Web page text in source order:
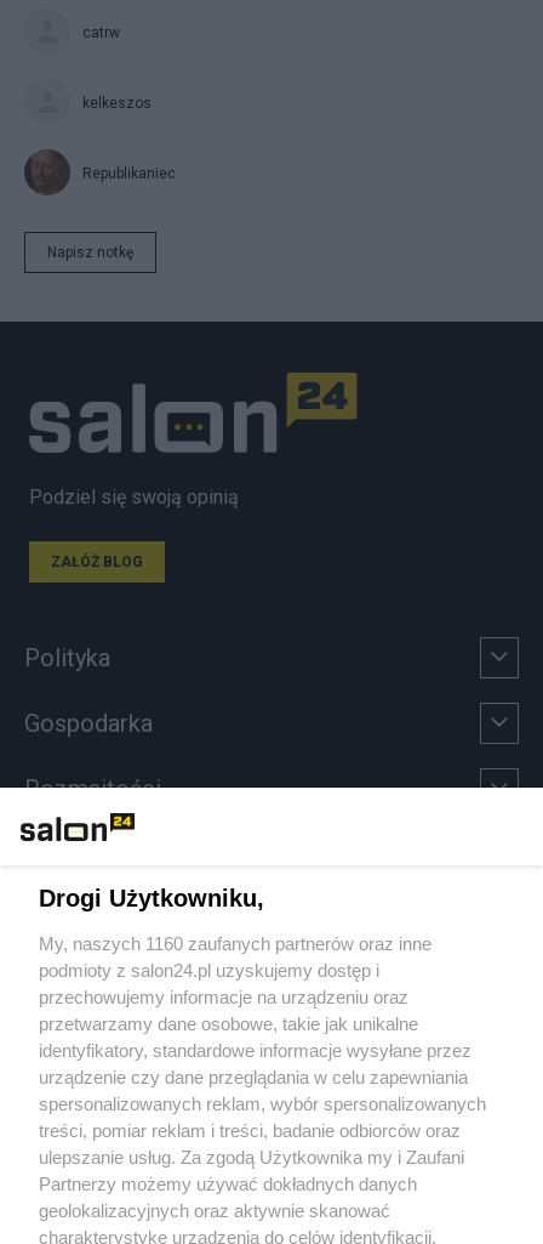
catrw
kelkeszos
Republikaniec
Napisz notkę
Podziel się swoją opinią
ZAŁÓŻ BLOG
Polityka
Gospodarka
Rozmaitości
Sport
Społeczeństwo
Kultura
X Facebook Instagram Youtube
Drogi Użytkowniku,
My, naszych 1160 zaufanych partnerów oraz inne
podmioty z salon24.pl uzyskujemy dostęp i
przechowujemy informacje na urządzeniu oraz
przetwarzamy dane osobowe, takie jak unikalne
identyfikatory, standardowe informacje wysyłane przez
urządzenie czy dane przeglądania w celu zapewniania
spersonalizowanych reklam, wybór spersonalizowanych
treści, pomiar reklam i treści, badanie odbiorców oraz
ulepszanie usług. Za zgodą Użytkownika my i Zaufani
Partnerzy możemy używać dokładnych danych
geolokalizacyjnych oraz aktywnie skanować
charakterystykę urządzenia do celów identyfikacji.